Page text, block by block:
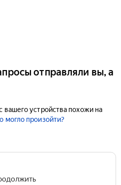
отправляли вы, а
вашего устройства похожи на
могло произойти?